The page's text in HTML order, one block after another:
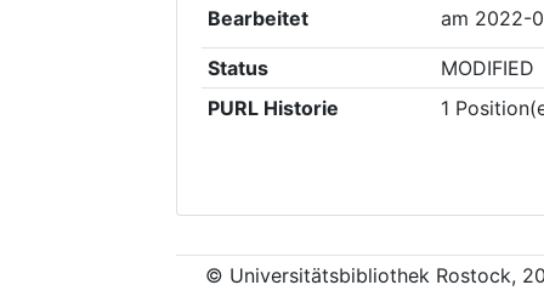
Bearbeitet am 2022-
Status
MODIFIED
PURL Historie
1
© Universitätsbibliothek Rostock,